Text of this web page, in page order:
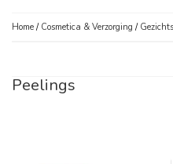
Home / Cosmetica & Verzorging /
Peelings